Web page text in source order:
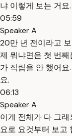
냐 이렇게 보는 거요.
05:59
Speaker A
20만 년 전이라고
제 뭐냐면은 첫 번
가 직립을 안 했어
요.
06:13
Speaker A
이게 전체가 다 그
요로 요것부터 보고